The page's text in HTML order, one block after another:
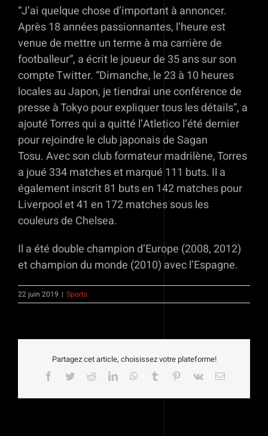
“J’ai quelque chose d’important à annoncer.
Après 18 années passionnantes, l’heure est
venue de mettre un terme à ma carrière de
footballeur”, a écrit le joueur de 35 ans sur son
compte Twitter. “Dimanche, le 23 à 10 heures
locales au Japon, je tiendrai une conférence de
presse à Tokyo pour expliquer tous les détails”, a
ajouté Torres qui a quitté l’Atletico l’été dernier
pour rejoindre le club japonais de Sagan
Tosu. Avec son club formateur madrilène, Torres
a joué 334 matches et marqué 111 buts. Il a
également inscrit 81 buts en 142 matches pour
Liverpool et 41 en 172 matches sous les
couleurs de Chelsea.
Il a été double champion d’Europe (2008, 2012)
et champion du monde (2010) avec l’Espagne.
22 juin 2019 | Sports
Partagez cet article, choisissez votre plateforme!
Facebook
TwitterRedditLinkedInWhatsApp
Tumblr Pinterest
Vk Email